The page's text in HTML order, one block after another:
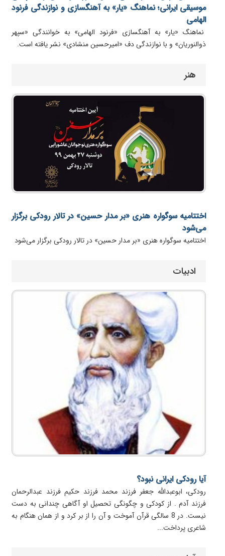
موسیقی ایرانی؛ نماهنگ «یار» به آهنگسازی و نوازندگی فرنود
الهامی
نماهنگ «یار» به آهنگسازی «فرنود الهامی» به خوانندگی «سپهر
ذوالنوریان» و با نوازندگی دف «امیرحسین منشادی» نشر یافته است.
هنر
اختتامیه سوگواره هنری «بر مدار حسین» در تالار رودکی برگزار
می‌شود
اختتامیه سوگواره هنری «بر مدار حسین» در تالار رودکی برگزار می‌شود
ادبیات
آیا رودکی ایرانی نبود؟
رودکی، ‌ابوعبدالله جعفر فرزند محمد فرزند حکیم فرزند عبدالرحمان
فرزند آدم . از کودکی و چگونگی تحصیل او آگاهی چندانی به دست
نیست. در 8 سالگی قرآن آموخت و آن را از بر کرد و از همان هنگام به
شاعری پرداخت...